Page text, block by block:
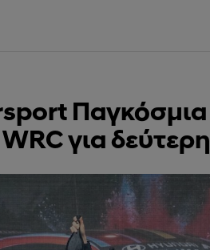
για